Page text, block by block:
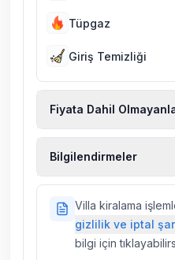
Tüpgaz
Giriş Temizliği
Fiyata Dahil
sigortaları fiyatlara
Bilgilendirmeler
villalarımızda
yapılmaktadır.
kelebek, böcek,
Villa kiralama
gizlilik ve iptal
bilgi için